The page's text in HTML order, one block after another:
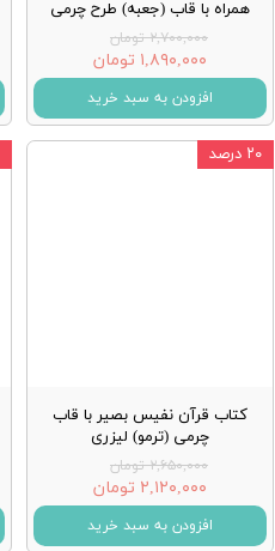
همراه با قاب (جعبه) طرح چرمی
۲,۷۰۰,۰۰۰ تومان
۱,۸۹۰,۰۰۰ تومان
افزودن به سبد خرید
کتاب قرآن نفیس بصیر با قاب
چرمی (ترمو) لیزری
۲,۶۵۰,۰۰۰ تومان
۲,۱۲۰,۰۰۰ تومان
افزودن به سبد خرید
۲۰ درصد